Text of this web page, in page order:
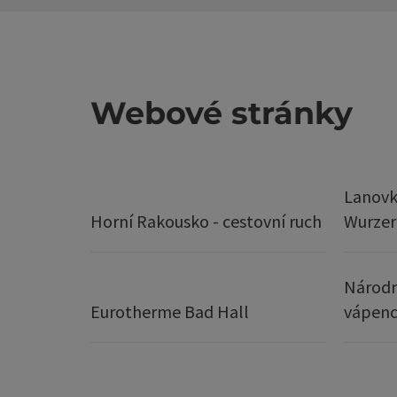
Webové stránky
Horní Rakousko - cestovní ruch
Eurotherme Bad Hall